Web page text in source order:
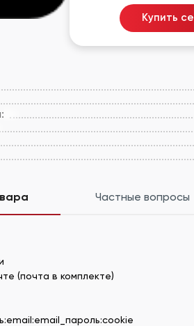
Купить
Частные вопросы
(почта в комплекте)